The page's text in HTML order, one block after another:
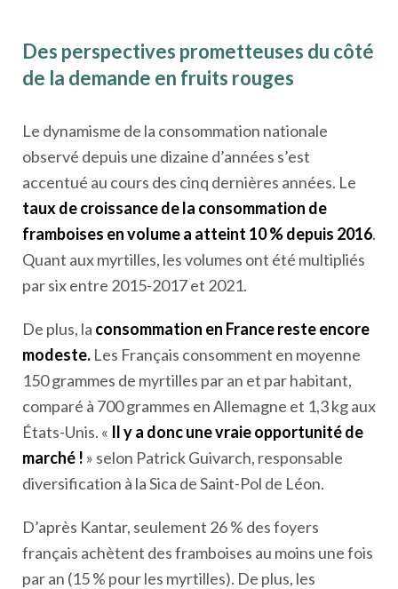
Des perspectives prometteuses du côté
de la demande en fruits rouges
Le dynamisme de la consommation nationale
observé depuis une dizaine d’années s’est
accentué au cours des cinq dernières années. Le
taux de croissance de la consommation de
framboises en volume a atteint 10 % depuis 2016.
Quant aux myrtilles, les volumes ont été multipliés
par six entre 2015-2017 et 2021.
De plus, la consommation en France reste encore
modeste. Les Français consomment en moyenne
150 grammes de myrtilles par an et par habitant,
comparé à 700 grammes en Allemagne et 1,3 kg aux
États-Unis. « Il y a donc une vraie opportunité de
marché ! » selon Patrick Guivarch, responsable
diversification à la Sica de Saint-Pol de Léon.
D’après Kantar, seulement 26 % des foyers
français achètent des framboises au moins une fois
par an (15 % pour les myrtilles). De plus, les